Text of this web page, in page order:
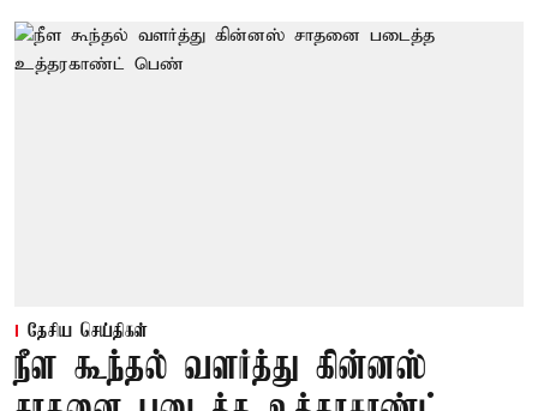
தேசிய செய்திகள்
நீள கூந்தல் வளர்த்து கின்னஸ்